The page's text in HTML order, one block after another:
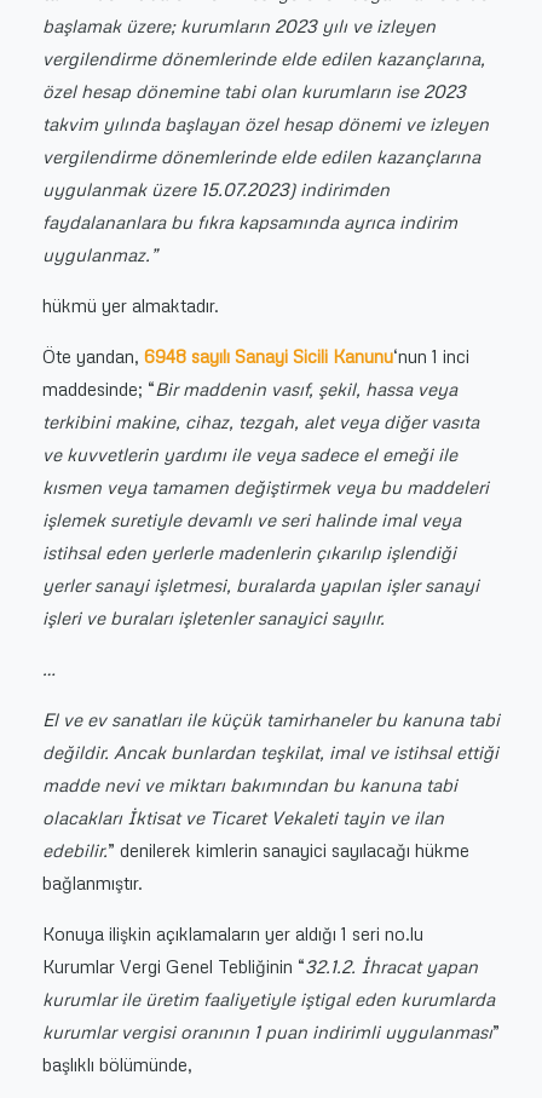
başlamak üzere; kurumların 2023 yılı ve izleyen
vergilendirme dönemlerinde elde edilen kazançlarına,
özel hesap dönemine tabi olan kurumların ise 2023
takvim yılında başlayan özel hesap dönemi ve izleyen
vergilendirme dönemlerinde elde edilen kazançlarına
uygulanmak üzere 15.07.2023) indirimden
faydalananlara bu fıkra kapsamında ayrıca indirim
uygulanmaz.”
hükmü yer almaktadır.
Öte yandan, 6948 sayılı Sanayi Sicili Kanunu‘nun 1 inci
maddesinde; “Bir maddenin vasıf, şekil, hassa veya
terkibini makine, cihaz, tezgah, alet veya diğer vasıta
ve kuvvetlerin yardımı ile veya sadece el emeği ile
kısmen veya tamamen değiştirmek veya bu maddeleri
işlemek suretiyle devamlı ve seri halinde imal veya
istihsal eden yerlerle madenlerin çıkarılıp işlendiği
yerler sanayi işletmesi, buralarda yapılan işler sanayi
işleri ve buraları işletenler sanayici sayılır.
…
El ve ev sanatları ile küçük tamirhaneler bu kanuna tabi
değildir. Ancak bunlardan teşkilat, imal ve istihsal ettiği
madde nevi ve miktarı bakımından bu kanuna tabi
olacakları İktisat ve Ticaret Vekaleti tayin ve ilan
edebilir.” denilerek kimlerin sanayici sayılacağı hükme
bağlanmıştır.
Konuya ilişkin açıklamaların yer aldığı 1 seri no.lu
Kurumlar Vergi Genel Tebliğinin “32.1.2. İhracat yapan
kurumlar ile üretim faaliyetiyle iştigal eden kurumlarda
kurumlar vergisi oranının 1 puan indirimli uygulanması”
başlıklı bölümünde,